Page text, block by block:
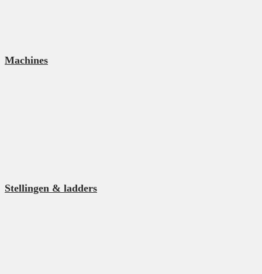
Machines
Stellingen & ladders